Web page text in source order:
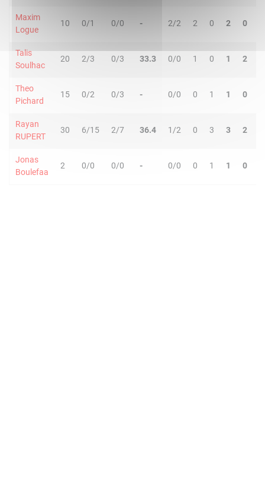
Maxim
Logue
10 0/1 0/0 - 2/2 2 0 2 0
Talis
Soulhac
20 2/3 0/3 33.3 0/0 1 0 1 2
Theo
Pichard
15 0/2 0/3 - 0/0 0 1 1 0
Rayan
RUPERT
30 6/15 2/7 36.4 1/2 0 3 3 2
Jonas
Boulefaa
2 0/0 0/0 - 0/0 0 1 1 0